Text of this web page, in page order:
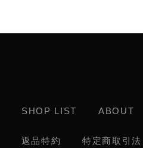
SHOP LIST ABOUT
返品特約 特定商取引法